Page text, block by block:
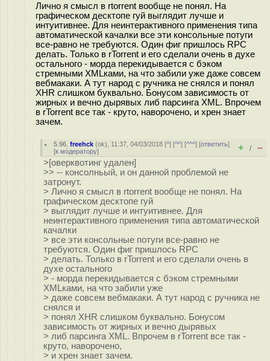
Лично я смысл в rtorrent вообще не понял. На
графическом десктопе гуй выглядит лучше и
интуитивнее. Для неинтерактивного применения типа
автоматической качалки все эти консольные потуги
все-равно не требуются. Один фиг пришлось RPC
делать. Только в rTorrent и его сделали очень в духе
остального - морда перекидывается с бэком
стремными XMLками, на что забили уже даже совсем
вебмакаки. А тут народ с ручника не снялся и понял
XHR слишком буквально. Бонусом зависимость от
жирных и вечно дырявых либ парсинга XML. Впрочем
в rTorrent все так - круто, наворочено, и хрен знает
зачем.
5.96 ,freehck (ok), 11:37, 04/03/2018 [^] [^^] [^^^] [ответить]
[к модератору] + / –
>[оверквотинг удален]
>> -- консолньый, и он данной проблемой не
затронут.
> Лично я смысл в rtorrent вообще не понял. На
графическом десктопе гуй
> выглядит лучше и интуитивнее. Для
неинтерактивного применения типа автоматической
качалки
> все эти консольные потуги все-равно не
требуются. Один фиг пришлось RPC
> делать. Только в rTorrent и его сделали очень в
духе остального
> - морда перекидывается с бэком стремными
XMLками, на что забили уже
> даже совсем вебмакаки. А тут народ с ручника не
снялся и
> понял XHR слишком буквально. Бонусом
зависимость от жирных и вечно дырявых
> либ парсинга XML. Впрочем в rTorrent все так -
круто, наворочено,
> и хрен знает зачем.